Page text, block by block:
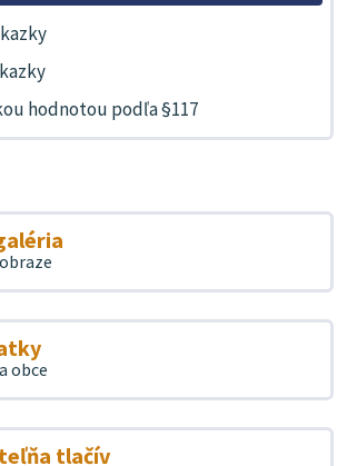
hodnotou podľa §117
obce
tlačív